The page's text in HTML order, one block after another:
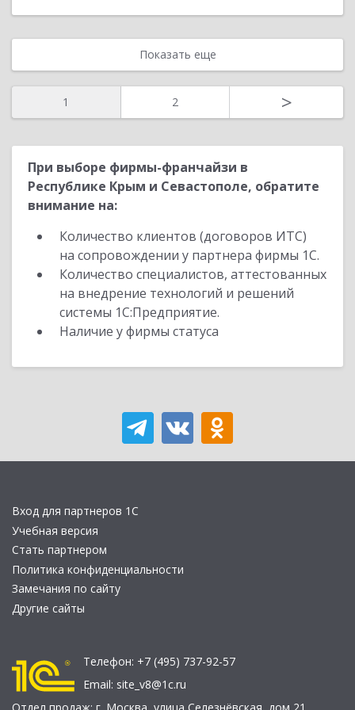
Показать еще
1 2 >
При выборе фирмы-франчайзи в
Республике Крым и Севастополе, обратите
внимание на:
Количество клиентов (договоров ИТС)
на сопровождении у партнера фирмы 1С.
Количество специалистов, аттестованных
на внедрение технологий и решений
системы 1С:Предприятие.
Наличие у фирмы статуса
Вход для партнеров 1С
Учебная версия
Стать партнером
Политика конфиденциальности
Замечания по сайту
Другие сайты
Телефон: +7 (495) 737-92-57
Email: site_v8@1c.ru